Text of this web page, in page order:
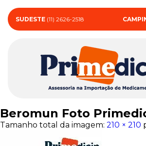
SUDESTE (11) 2626-2518
Beromun Foto
Tamanho total da imagem: 210 × 210